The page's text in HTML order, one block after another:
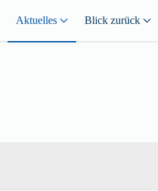
Aktuelles Blick zurück